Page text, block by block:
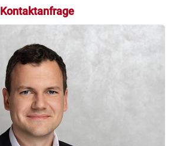
Kontaktanfrage